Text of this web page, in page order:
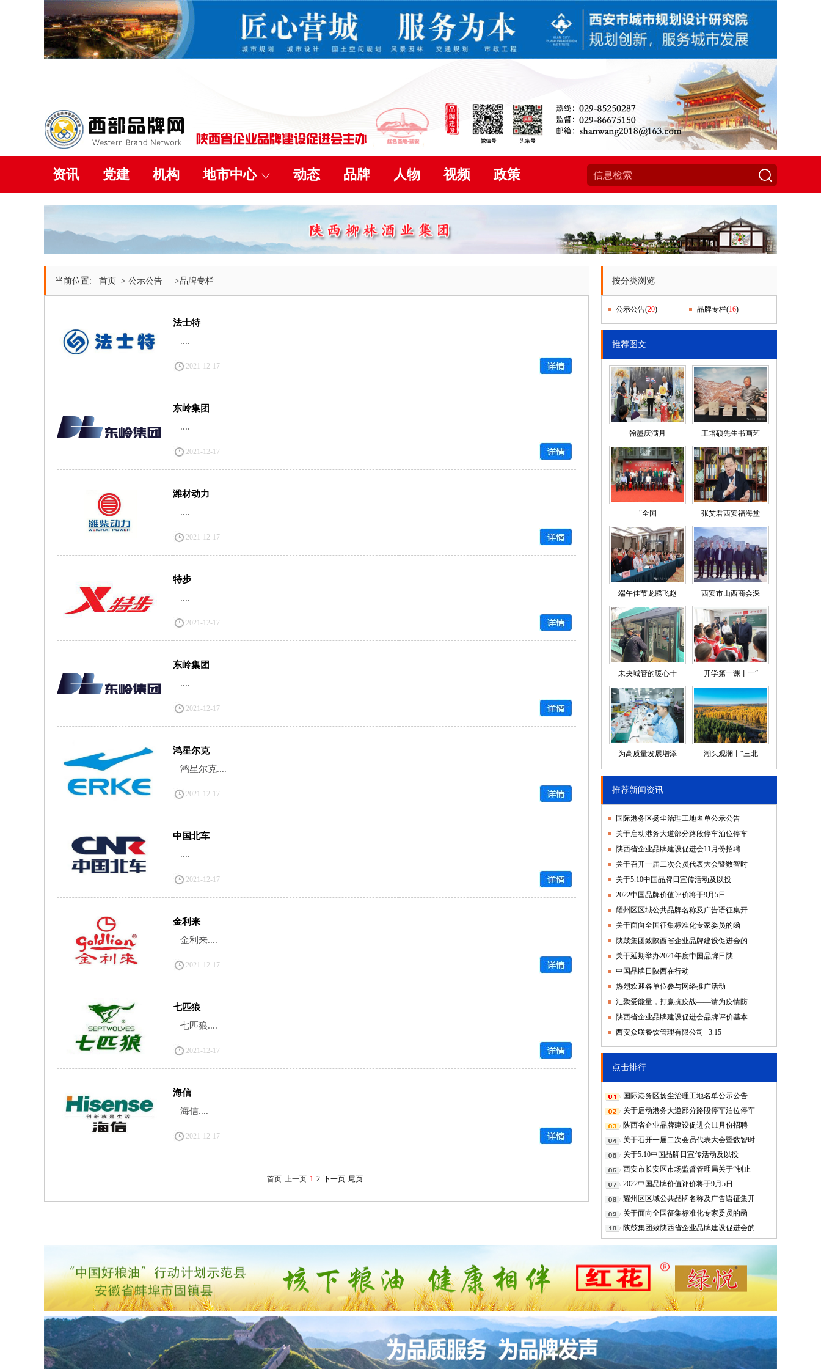
资讯 党建 机构 地市中心 动态 品牌 人物 视频 政策
当前位置: 首页 > 公示公告 >品牌专栏
法士特
....
2021-12-17
东岭集团
....
2021-12-17
潍材动力
....
2021-12-17
特步
....
2021-12-17
东岭集团
....
2021-12-17
鸿星尔克
鸿星尔克....
2021-12-17
中国北车
....
2021-12-17
金利来
金利来....
2021-12-17
七匹狼
七匹狼....
2021-12-17
海信
海信....
2021-12-17
首页 上一页 1 2 下一页 尾页
按分类浏览
公示公告(20) 品牌专栏(16)
推荐图文
翰墨庆满月 王培硕先生书画艺
"全国 张艾君西安福海堂
端午佳节龙腾飞赵 西安市山西商会深
未央城管的暖心十 开学第一课丨一“
为高质量发展增添 潮头观澜丨“三北
推荐新闻资讯
国际港务区扬尘治理工地名单公示公告
关于启动港务大道部分路段停车泊位停车
陕西省企业品牌建设促进会11月份招聘
关于召开一届二次会员代表大会暨数智时
关于5.10中国品牌日宣传活动及以投
2022中国品牌价值评价将于9月5日
耀州区区域公共品牌名称及广告语征集开
关于面向全国征集标准化专家委员的函
陕鼓集团致陕西省企业品牌建设促进会的
关于延期举办2021年度中国品牌日陕
中国品牌日陕西在行动
热烈欢迎各单位参与网络推广活动
汇聚爱能量，打赢抗疫战——请为疫情防
陕西省企业品牌建设促进会品牌评价基本
西安众联餐饮管理有限公司--3.15
点击排行
国际港务区扬尘治理工地名单公示公告
关于启动港务大道部分路段停车泊位停车
陕西省企业品牌建设促进会11月份招聘
关于召开一届二次会员代表大会暨数智时
关于5.10中国品牌日宣传活动及以投
西安市长安区市场监督管理局关于“制止
2022中国品牌价值评价将于9月5日
耀州区区域公共品牌名称及广告语征集开
关于面向全国征集标准化专家委员的函
陕鼓集团致陕西省企业品牌建设促进会的